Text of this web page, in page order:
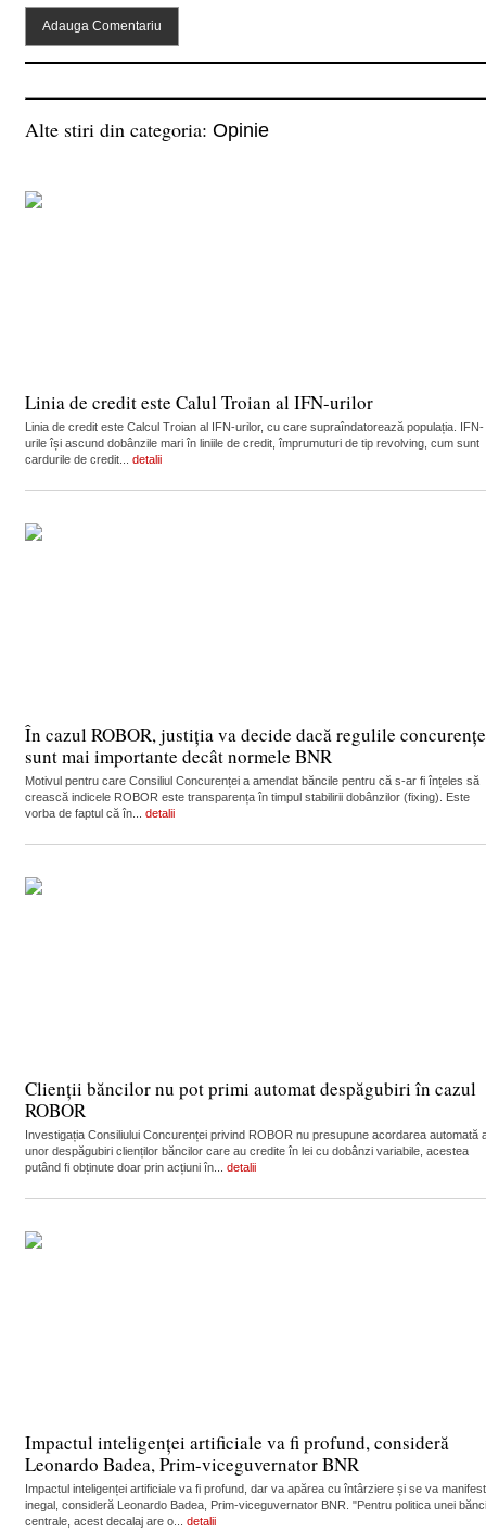
Alte stiri din categoria: Opinie
Linia de credit este Calul Troian al IFN-urilor
Linia de credit este Calcul Troian al IFN-urilor, cu care supraîndatorează populația. IFN-
urile își ascund dobânzile mari în liniile de credit, împrumuturi de tip revolving, cum sunt
cardurile de credit... detalii
În cazul ROBOR, justiția va decide dacă regulile
sunt mai importante decât normele BNR
Motivul pentru care Consiliul Concurenței a amendat băncile pentru că s-ar fi înțeles să
crească indicele ROBOR este transparența în timpul stabilirii dobânzilor (fixing). Este
vorba de faptul că în... detalii
Clienții băncilor nu pot primi automat despăgubiri în cazul
ROBOR
Investigația Consiliului Concurenței privind ROBOR nu presupune acordarea automată
unor despăgubiri clienților băncilor care au credite în lei cu dobânzi variabile, acestea
putând fi obținute doar prin acțiuni în... detalii
Impactul inteligenței artificiale va fi profund, consideră
Leonardo Badea, Prim-viceguvernator BNR
Impactul inteligenței artificiale va fi profund, dar va apărea cu întârziere și se va
inegal, consideră Leonardo Badea, Prim-viceguvernator BNR. "Pentru politica unei bănci
centrale, acest decalaj are o... detalii